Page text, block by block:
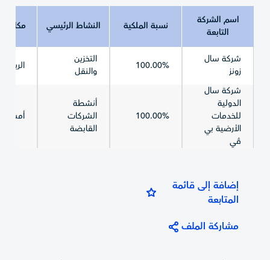
اسم الشركة
التابعة
نسبة الملكية النشاط الرئيسي مكان
شركة سال
زونز
100.00%
التخزين
والنقل
الرياض
شركة سال
الدولية
للخدمات
الأرضية بي
ڤي
100.00%
أنشطة
الشركات
القابضة
إضافة إلى قائمة
المتابعة
مشاركة الملف